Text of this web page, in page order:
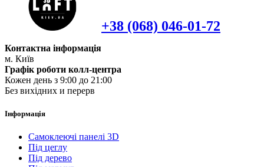
+38 (068) 046-01-72
Контактна інформація
м. Київ
Графік роботи колл-центра
Кожен день з 9:00 до 21:00
Без вихідних и перерв
Інформація
Самоклеючі панелі 3D
Під цеглу
Під дерево